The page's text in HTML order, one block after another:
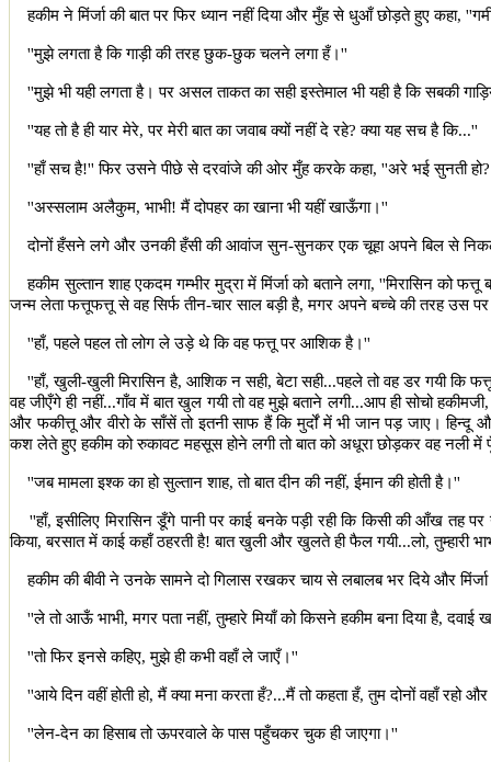
हकीम ने मिंर्जा की बात पर फिर ध्यान नहीं दिया और मुँह से धुआँ छोड़ते हुए कहा, ''
''मुझे लगता है कि गाड़ी की तरह छुक-छुक चलने लगा हँ।''
''मुझे भी यही लगता है। पर असल ताकत का सही इस्तेमाल भी यही है कि सबकी
''यह तो है ही यार मेरे,पर मेरी बात का जवाब क्यों नहीं दे रहे?क्या यह सच है कि...''
''हाँ सच है!''फिर उसने पीछे से दरवांजे की ओर मुँह करके कहा, ''अरे भई सुनती हो
''अस्सलाम अलैकुम, भाभी! मैं दोपहर का खाना भी यहीं खाऊँगा।''
दोनों हँसने लगे और उनकी हँसी की आवांज सुन-सुनकर एक चूहा अपने बिल से
हकीम सुल्तान शाह एकदम गम्भीर मुद्रा में मिंर्जा को बताने लगा, ''मिरासिन को
जन्म लेता फत्तूफत्तू से वह सिर्फ तीन-चार साल बड़ी है,मगर अपने बच्चे की तरह उस
''हाँ,पहले पहल तो लोग ले उड़े थे कि वह फत्तू पर आशिक है।''
''हाँ,खुली-खुली मिरासिन है, आशिक न सही,बेटा सही...पहले तो वह डर गयी कि
वह जीएँगे ही नहीं...गाँव में बात खुल गयी तो वह मुझे बताने लगी...आप ही सोचो हकीमजी
और फकीत्तू और वीरो के साँसें तो इतनी साफ हैं कि मुर्दों में भी जान पड़ जाए।
कश लेते हुए हकीम को रुकावट महसूस होने लगी तो बात को अधूरा छोड़कर वह नली
''जब मामला इश्क का हो सुल्तान शाह,तो बात दीन की नहीं,ईमान की होती है।''
''हाँ,इसीलिए मिरासिन डूँगे पानी पर काई बनके पड़ी रही कि किसी की आँख तह
किया,बरसात में काई कहाँ ठहरती है! बात खुली और खुलते ही फैल गयी...लो,तुम्हारी
हकीम की बीवी ने उनके सामने दो गिलास रखकर चाय से लबालब भर दिये और
''ले तो आऊँ भाभी,मगर पता नहीं,तुम्हारे मियाँ को किसने हकीम बना दिया है,दवाई
''तो फिर इनसे कहिए,मुझे ही कभी वहाँ ले जाएँ।''
''आये दिन वहीं होती हो,मैं क्या मना करता हँ?...मैं तो कहता हँ,तुम दोनों वहाँ रहो
''लेन-देन का हिसाब तो ऊपरवाले के पास पहुँचकर चुक ही जाएगा।''